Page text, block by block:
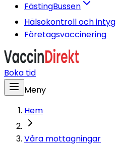
FästingBussen
Hälsokontroll och intyg
Företagsvaccinering
Boka tid
Meny
Hem
Våra mottagningar